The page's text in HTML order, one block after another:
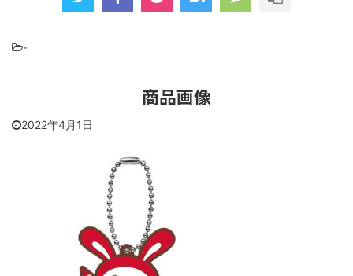
-
商品画像
2022年4月1日